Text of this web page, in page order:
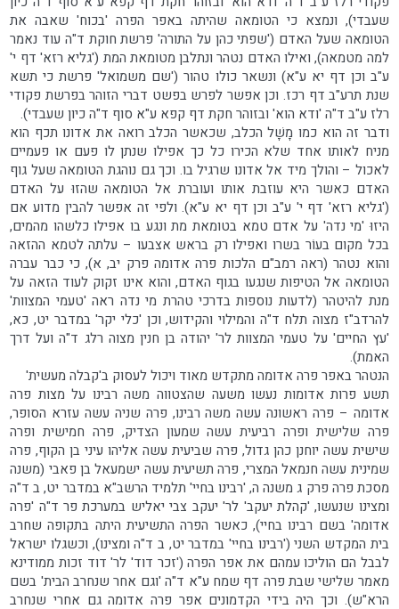
שעבדי), ונמצא כי הטומאה שהיתה באפר הפרה 'בכוח' שאבה את
הטומאה שעל האדם ('שפתי כהן על התורה' פרשת חוקת ד"ה עוד נאמר
למה מטמאה), ואילו האדם נטהר ונתלבן מטומאת המת ('גליא רזא' דף י'
ע"ב וכן דף יא ע"א) ונשאר כולו טהור ('שם משמואל' פרשת כי תשא
שנת תרע"ב דף רכז. וכן אפשר לפרש בפשט דברי הזוהר בפרשת פקודי
רלז ע"ב ד"ה 'ודא הוא' ובזוהר חקת דף קפא ע"א סוף ד"ה כיון שעבדי).
ודבר זה הוא כמו מָשָׁל הכלב, שכאשר הכלב רואה את אדונו תכף הוא
מניח לאותו אחד שלא הכירו כל כך אפילו שנתן לו פעם או פעמיים
לאכול – והולך מיד אל אדונו שרגיל בו. וכך גם נוהגת הטומאה שעל גוף
האדם כאשר היא עוזבת אותו ועוברת אל הטומאה שהזוּ על האדם
('גליא רזא' דף י' ע"ב וכן דף יא ע"א). ולפי זה אפשר להבין מדוע אם
היזוּ 'מי נדה' על אדם טמא בטומאת מת ונגע בו אפילו כלשהו מהמים,
בכל מקום בעוֹר בשרו ואפילו רק בראש אצבעו – עלתה לטמא ההזאה
והוא נטהר (ראה רמב"ם הלכות פרה אדומה פרק יב, א), כי כבר עברה
הטומאה אל הטיפות שנגעו בגוף האדם, והוא אינו זקוק לעוד הזאה על
מנת להיטהר (לדעות נוספות בדרכי טהרת מי נדה ראה 'טעמי המצוות'
להרדב"ז מצוה תלח ד"ה והמילוי והקידוש, וכן 'כלי יקר' במדבר יט, כא,
'עץ החיים' על טעמי המצוות לר' יהודה בן חנין מצוה רלג ד"ה ועל דרך
האמת).
הנטהר באפר פרה אדומה מתקדש מאוד ויכול לעסוק ב'קבלה מעשית'
תשע פרות אדומות נעשו משעה שהצטווה משה רבינו על מצות פרה
אדומה – פרה ראשונה עשה משה רבינו, פרה שניה עשה עזרא הסופר,
פרה שלישית ופרה רביעית עשה שמעון הצדיק, פרה חמישית ופרה
שישית עשה יוחנן כהן גדול, פרה שביעית עשה אליהו עיני בן הקוף, פרה
שמינית עשה חנמאל המצרי, פרה תשיעית עשה ישמעאל בן פאבי (משנה
מסכת פרה פרק ג משנה ה, 'רבינו בחיי' תלמיד הרשב"א במדבר יט, ב ד"ה
ומצינו שנעשו, 'קהלת יעקב' לר' יעקב צבי יאליש במערכת פר ד"ה 'פרה
אדומה' בשם רבינו בחיי), כאשר הפרה התשיעית היתה בתקופה שחרב
בית המקדש השני ('רבינו בחיי' במדבר יט, ב ד"ה ומצינו), וכשגלו ישראל
לבבל הם הוליכו עמהם את אפר הפרה ('זכר דוד' לר' דוד זכות ממודינא
מאמר שלישי שבת פרה דף שמח ע"א ד"ה 'וגם אחר שנחרב הבית' בשם
הרא"ש). וכך היה בידי הקדמונים אפר פרה אדומה גם אחרי שנחרב